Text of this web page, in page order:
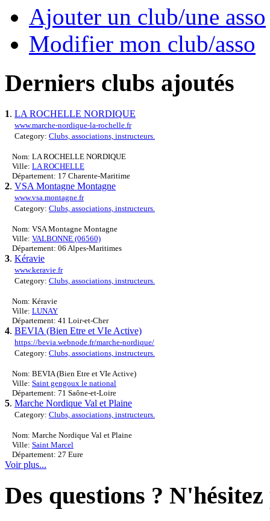
Ajouter un club/une asso
Modifier mon club/asso
Derniers clubs ajoutés
1. LA ROCHELLE NORDIQUE
www.marche-nordique-la-rochelle.fr
Category: Clubs, associations, instructeurs.
Nom: LA ROCHELLE NORDIQUE
Ville: LA ROCHELLE
Département: 17 Charente-Maritime
2. VSA Montagne Montagne
www.vsa.montagne.fr
Category: Clubs, associations, instructeurs.
Nom: VSA Montagne Montagne
Ville: VALBONNE (06560)
Département: 06 Alpes-Maritimes
3. Kéravie
www.keravie.fr
Category: Clubs, associations, instructeurs.
Nom: Kéravie
Ville: LUNAY
Département: 41 Loir-et-Cher
4. BEVIA (Bien Etre et VIe Active)
https://bevia.webnode.fr/marche-nordique/
Category: Clubs, associations, instructeurs.
Nom: BEVIA (Bien Etre et VIe Active)
Ville: Saint gengoux le national
Département: 71 Saône-et-Loire
5. Marche Nordique Val et Plaine
Category: Clubs, associations, instructeurs.
Nom: Marche Nordique Val et Plaine
Ville: Saint Marcel
Département: 27 Eure
Voir plus...
Des questions ?